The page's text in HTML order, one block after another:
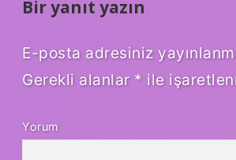
Bir yanıt yazın
E-posta adresiniz
Gerekli alanlar * ile
Yorum